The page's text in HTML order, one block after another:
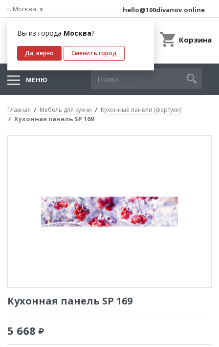
г. Москва
Вы из города Москва?
Да, верно Сменить город
hello@100divanov.online
Корзина
МЕНЮ
Главная Мебель для кухни Кухонные панели (фартуки)
Кухонная панель SP 169
Кухонная панель SP 169
5 668